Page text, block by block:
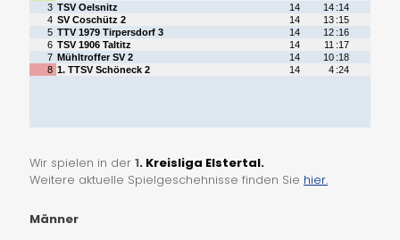
Wir spielen in der 1. Kreisliga Elstertal.
Weitere aktuelle Spielgeschehnisse finden Sie hier.
Männer